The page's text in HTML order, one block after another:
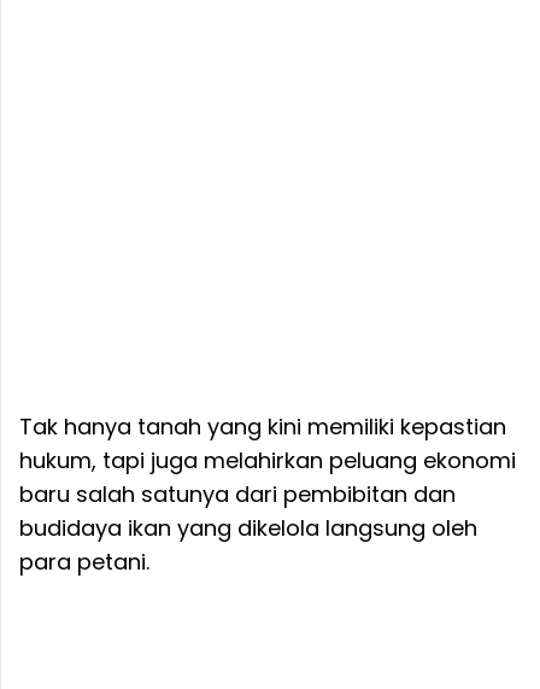
Tak hanya tanah yang kini memiliki kepastian
hukum, tapi juga melahirkan peluang ekonomi
baru salah satunya dari pembibitan dan
budidaya ikan yang dikelola langsung oleh
para petani.